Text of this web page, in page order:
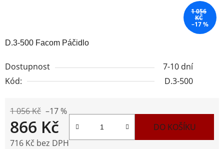
D.3-500 Facom Páčidlo
Dostupnost
7-10 dní
Kód:
D.3-500
1 056 Kč –17 %
866 Kč
716 Kč bez DPH
DO KOŠÍKU
1 056
KČ
–17 %